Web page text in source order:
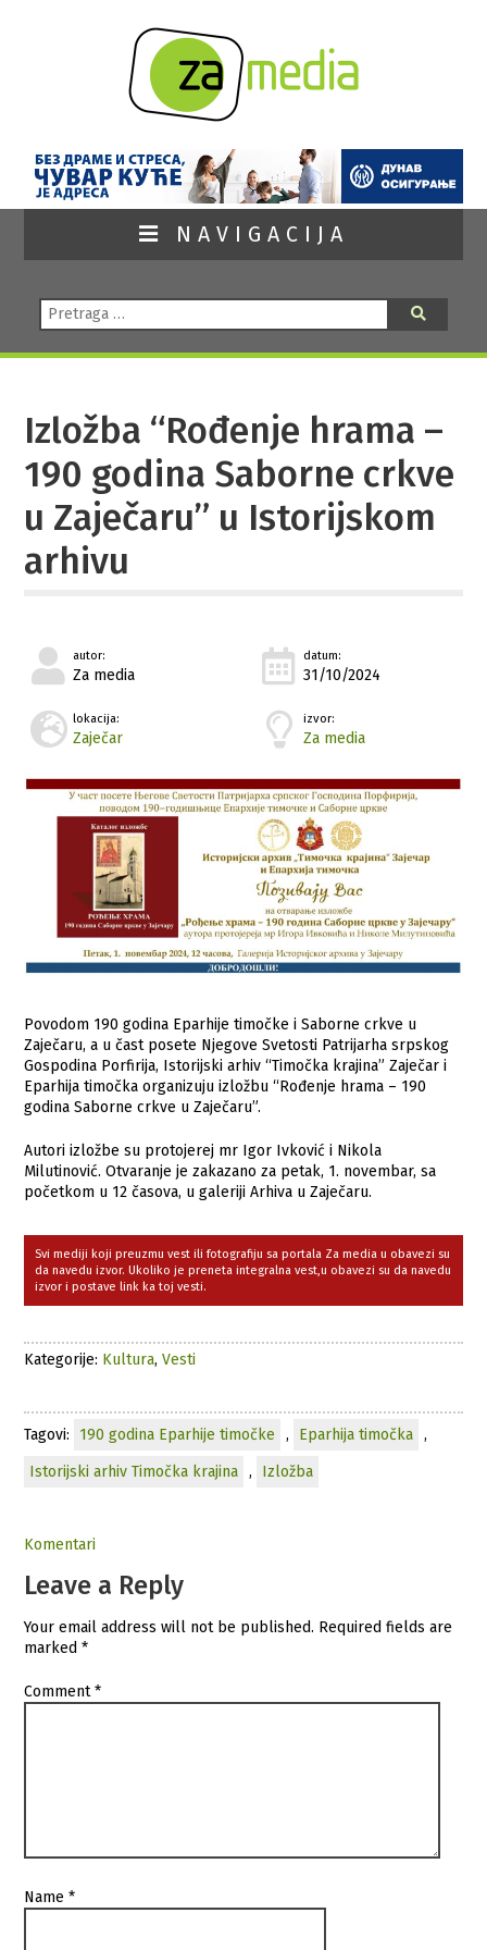
NAVIGACIJA
Pretraga:
Izložba “Rođenje hrama –
190 godina Saborne crkve
u Zaječaru” u Istorijskom
arhivu
autor:
Za media
datum:
31/10/2024
lokacija:
Zaječar
izvor:
Za media
Povodom 190 godina Eparhije timočke i Saborne crkve u
Zaječaru, a u čast posete Njegove Svetosti Patrijarha srpskog
Gospodina Porfirija, Istorijski arhiv “Timočka krajina” Zaječar i
Eparhija timočka organizuju izložbu “Rođenje hrama – 190
godina Saborne crkve u Zaječaru”.
Autori izložbe su protojerej mr Igor Ivković i Nikola
Milutinović. Otvaranje je zakazano za petak, 1. novembar, sa
početkom u 12 časova, u galeriji Arhiva u Zaječaru.
Svi mediji koji preuzmu vest ili fotografiju sa portala Za media u obavezi su
da navedu izvor. Ukoliko je preneta integralna vest,u obavezi su da navedu
izvor i postave link ka toj vesti.
Kategorije: Kultura,Vesti
Tagovi: 190 godina Eparhije timočke , Eparhija timočka
,
Istorijski arhiv Timočka krajina
, Izložba
Komentari
Leave a Reply
Your email address will not be published. Required fields are
marked*
Comment*
Name*